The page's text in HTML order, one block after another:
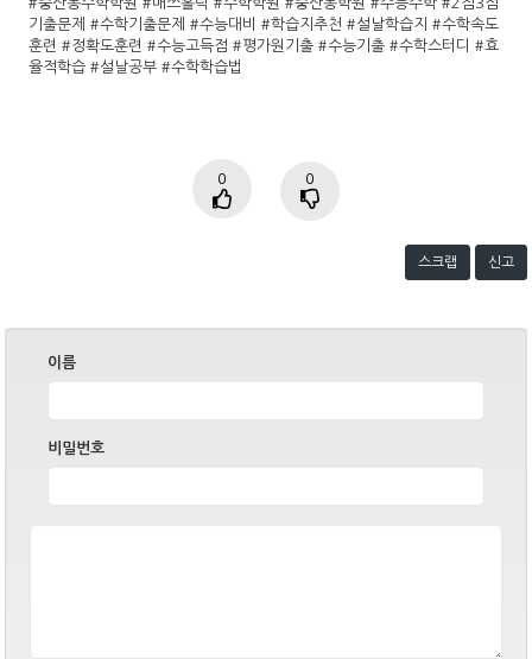
#중산동수학학원 #매쓰홀릭 #수학학원 #중산동학원 #수능수학 #2점3점
기출문제 #수학기출문제 #수능대비 #학습지추천 #설날학습지 #수학속도
훈련 #정확도훈련 #수능고득점 #평가원기출 #수능기출 #수학스터디 #효
율적학습 #설날공부 #수학학습법
0 0
스크랩 신고
이름
비밀번호